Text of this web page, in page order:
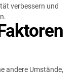
verbessern und
andere Umstände,